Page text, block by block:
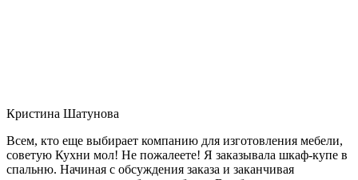
Кристина Шатунова
Всем, кто еще выбирает компанию для изготовления мебели,
советую Кухни мол! Не пожалеете! Я заказывала шкаф-купе в
спальню. Начиная с обсуждения заказа и заканчивая